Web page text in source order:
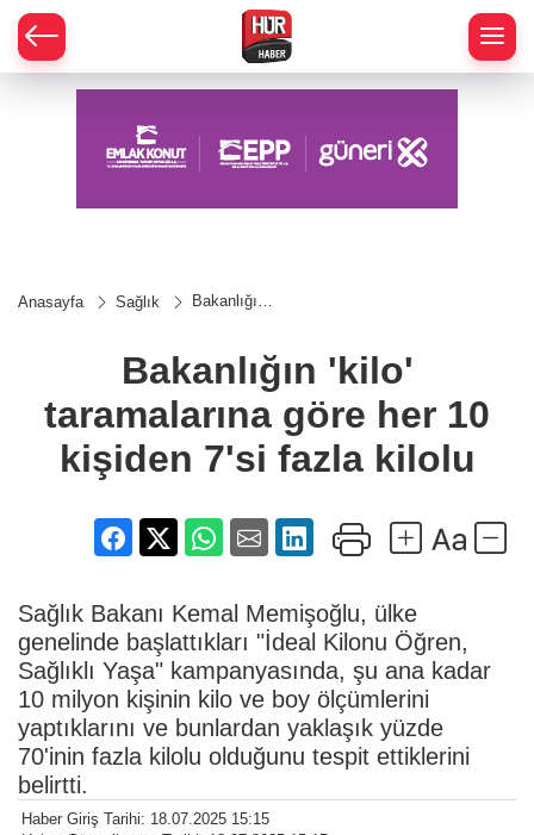
Anasayfa Sağlık
Bakanlığın
göre her 10
kişiden 7'si
fazla kilolu
Bakanlığın 'kilo'
taramalarına göre her 10
kişiden 7'si fazla kilolu
Sağlık Bakanı Kemal Memişoğlu, ülke
genelinde başlattıkları "İdeal Kilonu Öğren,
Sağlıklı Yaşa" kampanyasında, şu ana kadar
10 milyon kişinin kilo ve boy ölçümlerini
yaptıklarını ve bunlardan yaklaşık yüzde
70'inin fazla kilolu olduğunu tespit ettiklerini
belirtti.
Haber Giriş Tarihi: 18.07.2025 15:15